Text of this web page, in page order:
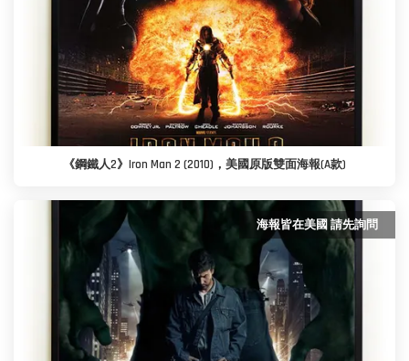
《鋼鐵人2》Iron Man 2 (2010)，美國原版雙面海報(A款)
海報皆在美國 請先詢問